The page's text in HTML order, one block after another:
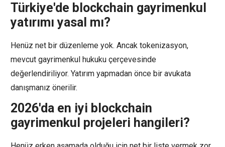
Türkiye'de blockchain gayrimenkul
yatırımı yasal mı?
Henüz net bir düzenleme yok. Ancak tokenizasyon,
mevcut gayrimenkul hukuku çerçevesinde
değerlendiriliyor. Yatırım yapmadan önce bir avukata
danışmanız önerilir.
2026'da en iyi blockchain
gayrimenkul projeleri hangileri?